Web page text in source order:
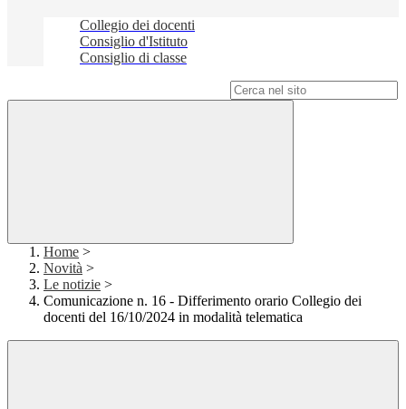
Collegio dei docenti
Consiglio d'Istituto
Consiglio di classe
Home >
Novità >
Le notizie >
Comunicazione n. 16 - Differimento orario Collegio dei
docenti del 16/10/2024 in modalità telematica